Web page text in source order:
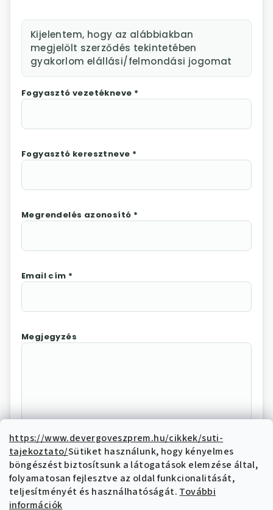
https://www.devergoveszprem.hu/cikkek/suti-
tajekoztato/Sütiket használunk, hogy kényelmes
böngészést biztosítsunk a látogatások elemzése által,
folyamatosan fejlesztve az oldal funkcionalitását,
teljesítményét és használhatóságát. További
információk
Kijelentem, hogy az alábbiakban
megjelölt szerződés tekintetében
gyakorlom elállási/felmondási jogomat
Fogyasztó vezetékneve *
Fogyasztó keresztneve *
Megrendelés azonosító *
Email cím *
Megjegyzés
Az "Elállás megerősítése"
megnyomásával Ön elektronikus úton
elállási nyilatkozatot tesz és nyilatkozik,
hogy megismerte és elfogadja az elállási